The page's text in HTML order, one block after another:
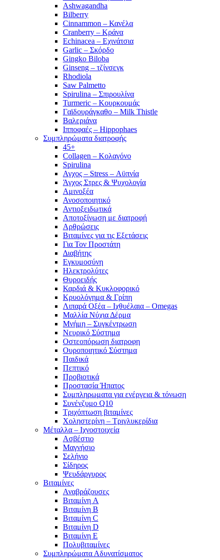
Ashwagandha
Bilberry
Cinnammon – Κανέλα
Cranberry – Κράνα
Echinacea – Εχινάτσια
Garlic – Σκόρδο
Gingko Biloba
Ginseng – τζίνσεγκ
Rhodiola
Saw Palmetto
Spirulina – Σπιρουλίνα
Turmeric – Κουρκουμάς
Γαϊδουράγκαθο – Milk Thistle
Βαλεριάνα
Ιπποφαές – Hippophaes
Συμπληρώματα διατροφής
45+
Collagen – Κολαγόνο
Spirulina
Αγχος – Stress – Αϋπνία
Άγχος Στρες & Ψυχολογία
Αμινοξέα
Ανοσοποιητικό
Αντιοξειδωτικά
Αποτοξίνωση με διατροφή
Αρθρώσεις
Βιταμίνες για τις Εξετάσεις
Για Τον Προστάτη
Διαβήτης
Εγκυμοσύνη
Ηλεκτρολύτες
Θυροειδής
Καρδιά & Κυκλοφορικό
Κρυολόγημα & Γρίπη
Λιπαρά Οξέα – Ιχθυέλαια – Omegas
Μαλλία Νύχια Δέρμα
Μνήμη – Συγκέντρωση
Νευρικό Σύστημα
Οστεοπόρωση διατροφη
Ουροποιητικό Σύστημα
Παιδικά
Πεπτικό
Προβιοτικά
Προστασία Ήπατος
Συμπληρωματα για ενέργεια & τόνωση
Συνένζυμο Q10
Τριχόπτωση βιταμίνες
Χοληστερίνη – Τριγλυκερίδια
Μέταλλα – Ιχνοστοιχεία
Ασβέστιο
Μαγνήσιο
Σελήνιο
Σίδηρος
Ψευδάργυρος
Βιταμίνες
Αναβράζουσες
Βιταμίνη A
Βιταμίνη B
Βιταμίνη C
Βιταμίνη D
Βιταμίνη E
Πολυβιταμίνες
Συμπληρώματα Αδυνατίσματος